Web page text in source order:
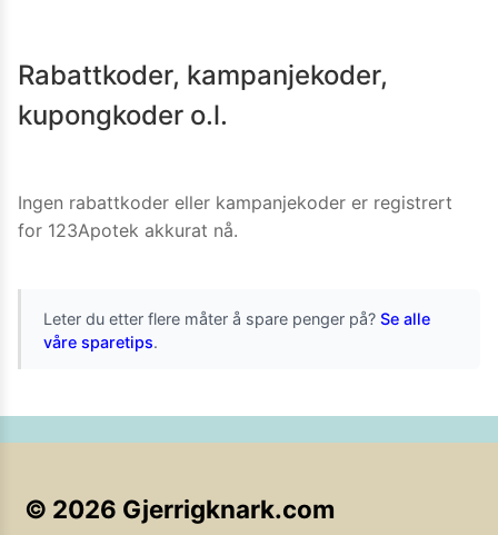
Rabattkoder, kampanjekoder,
kupongkoder o.l.
Ingen rabattkoder eller kampanjekoder er registrert
for 123Apotek akkurat nå.
Leter du etter flere måter å spare penger på? Se alle
våre sparetips.
© 2026 Gjerrigknark.com